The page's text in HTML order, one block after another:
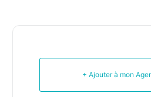
+ Ajouter à mon